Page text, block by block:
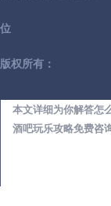
本文详细为你解答怎
酒吧玩乐攻略免费咨
位
版权所有：